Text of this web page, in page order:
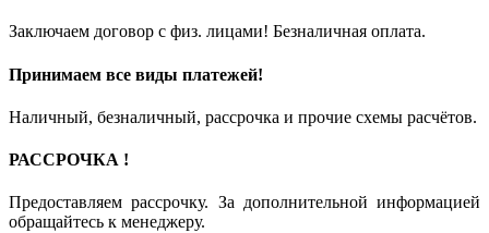
Заключаем договор с физ. лицами! Безналичная оплата.
Принимаем все виды платежей!
Наличный, безналичный, рассрочка и прочие схемы расчётов.
РАССРОЧКА !
Предоставляем рассрочку. За дополнительной информацией
обращайтесь к менеджеру.